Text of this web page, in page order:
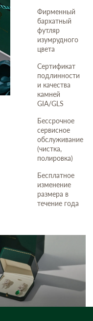
Фирменный
бархатный
футляр
изумрудного
цвета
Сертификат
подлинности
и качества
камней
GIA/GLS
Бессрочное
сервисное
обслуживание
(чистка,
полировка)
Бесплатное
изменение
размера в
течение года